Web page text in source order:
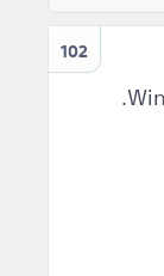
102